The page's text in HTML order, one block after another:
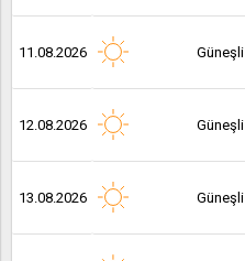
11.08.2026 Güneşli
12.08.2026 Güneşli
13.08.2026 Güneşli